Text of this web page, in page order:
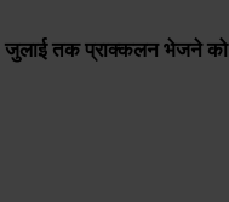
जुलाई तक प्राक्कलन भेजने को